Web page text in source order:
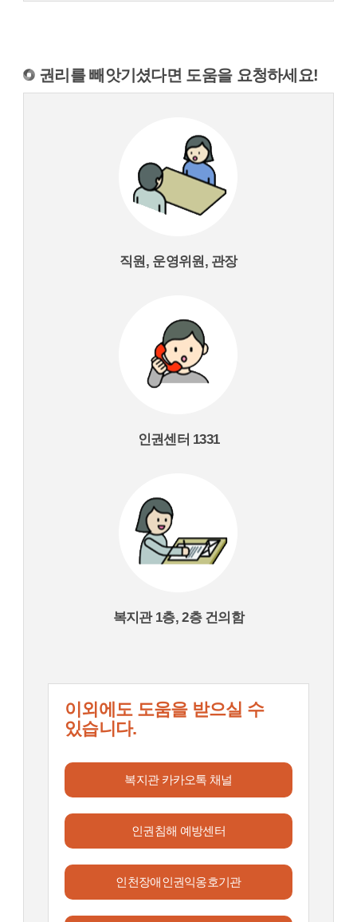
권리를 빼앗기셨다면 도움을 요청하세요!
직원, 운영위원, 관장
인권센터 1331
복지관 1층, 2층 건의함
이외에도 도움을 받으실 수
있습니다.
복지관 카카오톡 채널
인권침해 예방센터
인천장애인권익옹호기관